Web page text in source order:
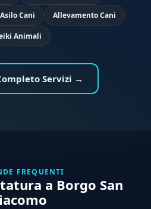
Asilo Cani Allevamento Cani
Animali
Servizi →
FREQUENTI
a Borgo San